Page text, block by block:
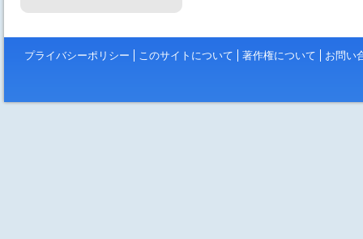
プライバシーポリシー このサイトについて 著作権について お問い